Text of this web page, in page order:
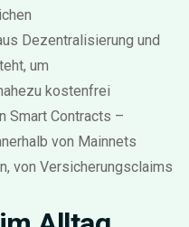
Dezentralisierung und
um
kostenfrei
Smart Contracts –
von Mainnets
von Versicherungsclaims